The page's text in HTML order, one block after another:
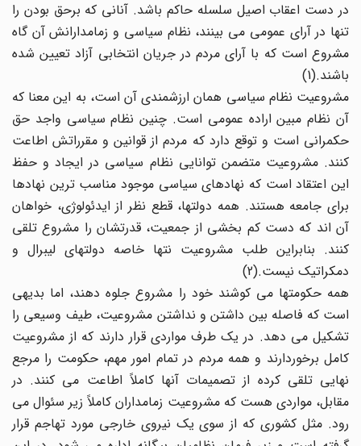
در دست اعقاب اصیل سلسله حاکم باشد. آنانی که برحق بودن را
تنها در آرای عمومی می بینند، نظام سیاسی و زمامدارانش آن گاه
مشروع است که با آرای مردم در جریان انتخابی آزاد تعیین شده
باشند.(1)
مشروعیت نظام سیاسی همان ارزشمندی آن است، به این معنا که
آن نظام مبین اراده عمومی است. چنین نظام سیاسی واجد حق
حکمرانی است و توقع دارد که مردم از قوانین و مقرراتش اطاعت
کنند. مشروعیت متضمن توانایی نظام سیاسی در ایجاد و حفظ
این اعتقاد است که نهادهای سیاسی موجود مناسب ترین نهادها
برای جامعه هستند. همه دولتها، قطع نظر از ایدئولوژی، خواهان
آن اند که دست کم بخشی از جمعیت، قدرتشان را مشروع تلقی
کنند. بنابراین طلب مشروعیت نتها خاصه دولتهای لیبرال و
دمکراتیک نیست.(2)
همه حکومتها می کوشند خود را مشروع جلوه دهند، اما بدیهی
است که فاصله بین داشتن و نداشتن مشروعیت، طیف وسیعی را
تشکیل می دهد. در یک طرف مواردی قرار دارند که از مشروعیت
کامل برخوردارند و همه مردم در تمام امور مهم، حکومت را مرجع
نهایی تلقی کرده از تصمیمات آنها کاملاً اطاعت می کنند. در
مقابل، مواردی هست که مشروعیت زمامداران کاملاً زیر سئوال می
رود. مثل کشوری که از سوی یک نیروی خارجی مورد تهاجم قرار